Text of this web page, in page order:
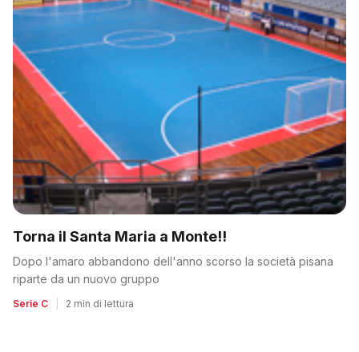
Torna il Santa Maria a Monte!!
Dopo l'amaro abbandono dell'anno scorso la società pisana
riparte da un nuovo gruppo
Serie C 2 min di lettura